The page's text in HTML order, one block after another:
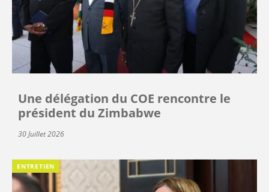
Une délégation du COE rencontre le
président du Zimbabwe
30 Juillet 2026
ENTRETIEN